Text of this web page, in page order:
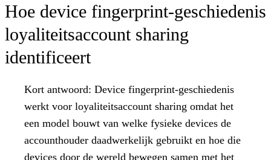
Hoe device fingerprint-geschiedenis
loyaliteitsaccount sharing
identificeert
Kort antwoord: Device fingerprint-geschiedenis
werkt voor loyaliteitsaccount sharing omdat het
een model bouwt van welke fysieke devices de
accounthouder daadwerkelijk gebruikt en hoe die
devices door de wereld bewegen samen met het